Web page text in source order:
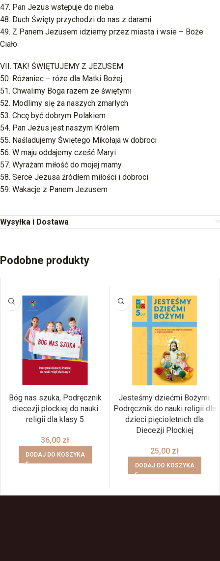
47. Pan Jezus wstępuje do nieba
48. Duch Święty przychodzi do nas z darami
49. Z Panem Jezusem idziemy przez miasta i wsie – Boże
Ciało
VII. TAK! ŚWIĘTUJEMY Z JEZUSEM
50. Różaniec – róże dla Matki Bożej
51. Chwalimy Boga razem ze świętymi
52. Modlimy się za naszych zmarłych
53. Chcę być dobrym Polakiem
54. Pan Jezus jest naszym Królem
55. Naśladujemy Świętego Mikołaja w dobroci
56. W maju oddajemy cześć Maryi
57. Wyrażam miłość do mojej mamy
58. Serce Jezusa źródłem miłości i dobroci
59. Wakacje z Panem Jezusem
Wysyłka i Dostawa
Podobne produkty
Bóg nas szuka, Podręcznik
diecezji płockiej do nauki
religii dla klasy 5
36,00 zł
DODAJ DO KOSZYKA
Jesteśmy dziećmi Bożymi.
Podręcznik do nauki religii dla
dzieci pięcioletnich dla
Diecezji Płockiej
25,00 zł
DODAJ DO KOSZYKA